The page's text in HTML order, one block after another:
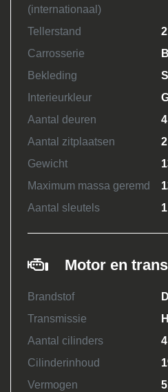
(internationaal)
Tellerstand
Carrosserie
Bekleding
Interieurkleur
Aantal deuren
4
Aantal zitplaatsen
2
Gewicht
Maximum massa geremd
Aantal sleutels
1
Motor en
Brandstof
Transmissie
Aantal cilinders
4
Cilinderinhoud
Vermogen